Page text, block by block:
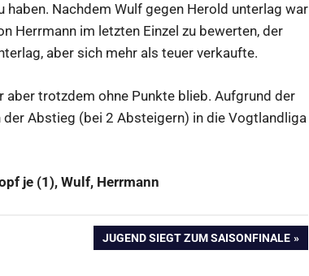
Nachdem Wulf gegen Herold unterlag war
Herrmann im letzten Einzel zu bewerten, der
aber sich mehr als teuer verkaufte.
aber trotzdem ohne Punkte blieb. Aufgrund der
Abstieg (bei 2 Absteigern) in die Vogtlandliga
je (1), Wulf, Herrmann
NÄCHSTER
JUGEND SIEGT ZUM SAISONFINALE